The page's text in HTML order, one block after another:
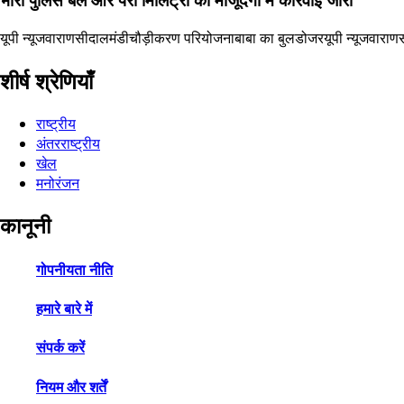
यूपी न्यूजवाराणसीदालमंडीचौड़ीकरण परियोजनाबाबा का बुलडोजरयूपी न्यूज
शीर्ष श्रेणियाँ
राष्ट्रीय
अंतरराष्ट्रीय
खेल
मनोरंजन
कानूनी
गोपनीयता नीति
हमारे बारे में
संपर्क करें
नियम और शर्तें